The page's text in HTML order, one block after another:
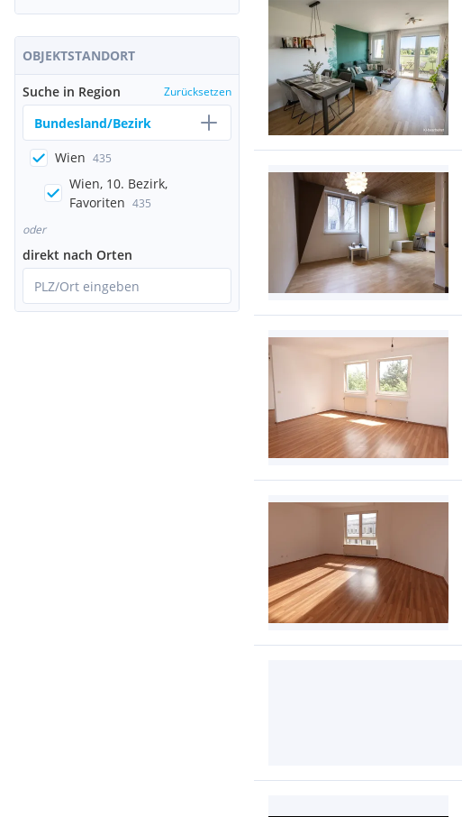
OBJEKTSTANDORT
Suche in Region Zurücksetzen
Bundesland/Bezirk
Wien 435
Wien, 10. Bezirk,
Favoriten 435
oder
direkt nach Orten
PLZ/Ort eingeben